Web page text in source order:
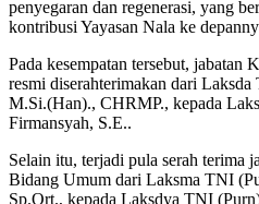
penyegaran dan regenerasi, yang
kontribusi Yayasan Nala ke
Pada kesempatan tersebut, jabatan
resmi diserahterimakan dari
M.Si.(Han)., CHRMP., kepada
Firmansyah, S.E..
Selain itu, terjadi pula serah terima
Bidang Umum dari Laksma TNI
Sp.Ort., kepada Laksdya TNI